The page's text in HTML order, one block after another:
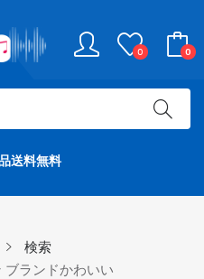
0 0
送料無料
検索
ブランドかわいい